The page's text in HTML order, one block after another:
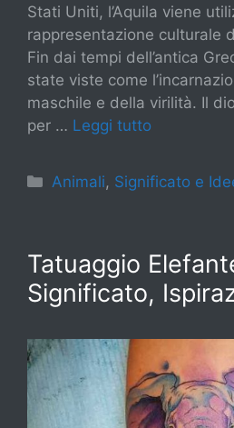
Stati Uniti, l’Aquila viene
rappresentazione culturale
Fin dai tempi dell’antica
state viste come
maschile e della virilità. Il
per … Leggi tutto
Categorie
Animali, Significato e
Tatuaggio
Significato,